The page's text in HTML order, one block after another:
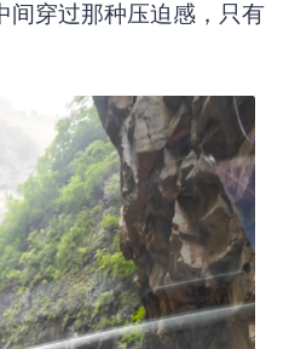
间穿过那种压迫感，只有